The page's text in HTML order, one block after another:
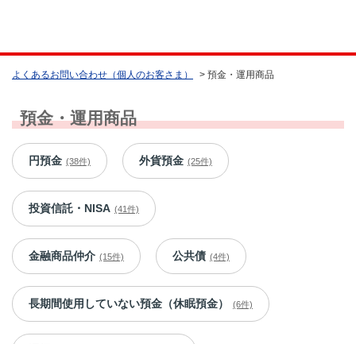
よくあるお問い合わせ（個人のお客さま） > 預金・運用商品
預金・運用商品
円預金 (38件) 外貨預金 (25件)
投資信託・NISA (41件)
金融商品仲介 (15件) 公共債 (4件)
長期間使用していない預金（休眠預金） (6件)